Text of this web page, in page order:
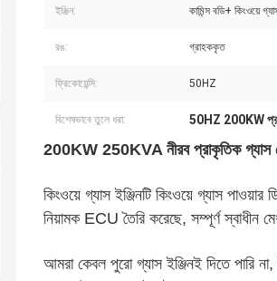
ইঞ্জিন: কামিন্স বডি+ কিংওয়ে
রঙ: গ্রাহককৃত
ফ্রিকোয়েন্সি: 50HZ
বিশেষভাবে তুলে ধরা: 50HZ 200KW
200KW 250KVA নীরব প্রাকৃতিক গ্যাস
কিংওয়ে গ্যাস ইঞ্জিনটি কিংওয়ে গ্যাস
নিয়ামক ECU তৈরি করেছে, সম্পূর্ণ স্বাধীন
আমরা কেবল পুরো গ্যাস ইঞ্জিনই দিতে পারি